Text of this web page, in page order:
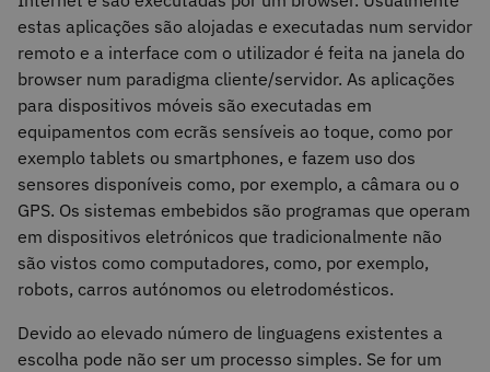
estas aplicações são alojadas e executadas num servidor
remoto e a interface com o utilizador é feita na janela do
browser num paradigma cliente/servidor. As aplicações
para dispositivos móveis são executadas em
equipamentos com ecrãs sensíveis ao toque, como por
exemplo tablets ou smartphones, e fazem uso dos
sensores disponíveis como, por exemplo, a câmara ou o
GPS. Os sistemas embebidos são programas que operam
em dispositivos eletrónicos que tradicionalmente não
são vistos como computadores, como, por exemplo,
robots, carros autónomos ou eletrodomésticos.
Devido ao elevado número de linguagens existentes a
escolha pode não ser um processo simples. Se for um